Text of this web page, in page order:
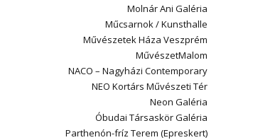
Molnár Ani Galéria
Műcsarnok / Kunsthalle
Művészetek Háza Veszprém
MűvészetMalom
NACO – Nagyházi Contemporary
NEO Kortárs Művészeti Tér
Neon Galéria
Óbudai Társaskör Galéria
Parthenón-fríz Terem (Epreskert)